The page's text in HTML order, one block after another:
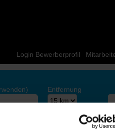
Login Bewerberprofil
Entfernung